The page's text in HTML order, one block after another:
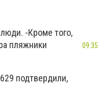
-Кроме того,
пляжники
подтвердили,
09:35